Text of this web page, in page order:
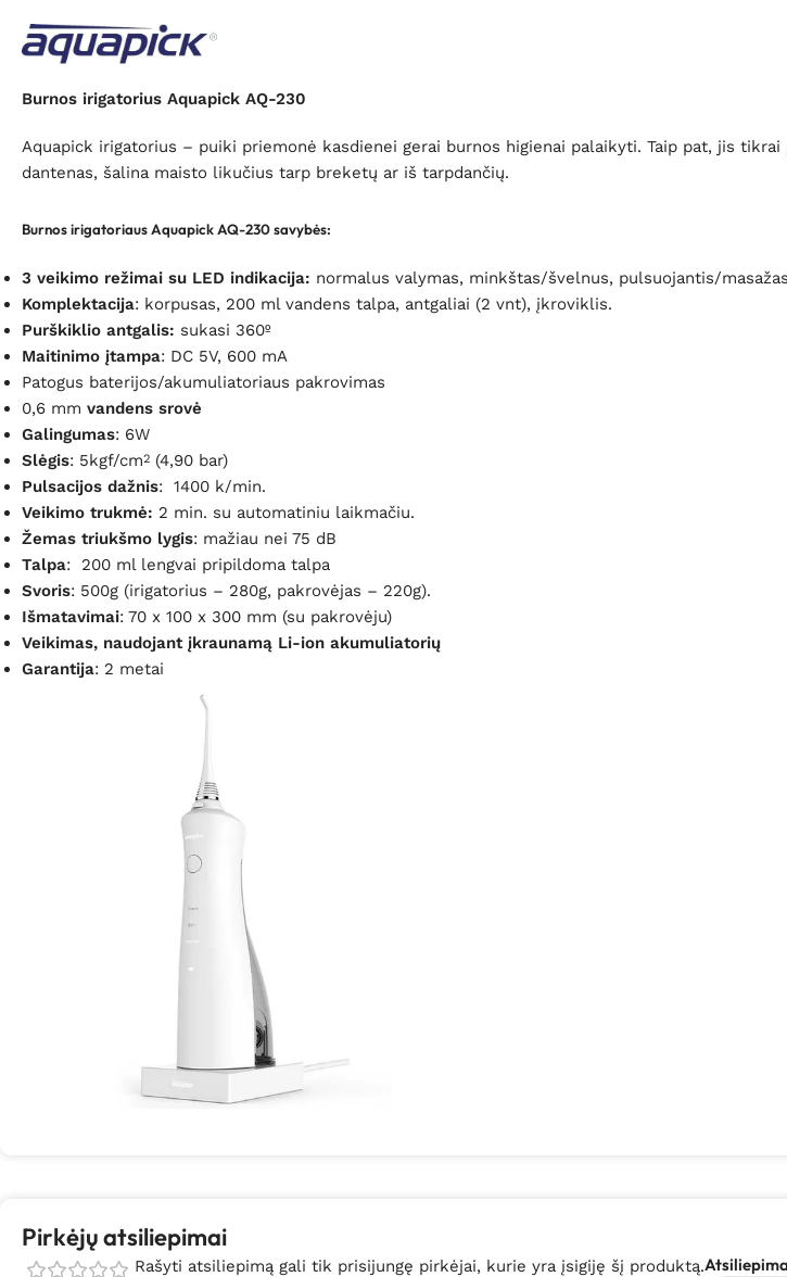
Burnos irigatorius Aquapick AQ-230
Aquapick irigatorius – puiki priemonė kasdienei gerai burnos higienai palaikyti. Taip pat, jis
dantenas, šalina maisto likučius tarp breketų ar iš tarpdančių.
Burnos irigatoriaus Aquapick AQ-230 savybės:
3 veikimo režimai su LED indikacija: normalus valymas, minkštas/švelnus, pulsuojantis/
Komplektacija: korpusas, 200 ml vandens talpa, antgaliai (2 vnt), įkroviklis.
Purškiklio antgalis: sukasi 360º
Maitinimo įtampa: DC 5V, 600 mA
Patogus baterijos/akumuliatoriaus pakrovimas
0,6 mm vandens srovė
Galingumas: 6W
Slėgis: 5kgf/cm2 (4,90 bar)
Pulsacijos dažnis: 1400 k/min.
Veikimo trukmė: 2 min. su automatiniu laikmačiu.
Žemas triukšmo lygis: mažiau nei 75 dB
Talpa: 200 ml lengvai pripildoma talpa
Svoris: 500g (irigatorius – 280g, pakrovėjas – 220g).
Išmatavimai: 70 x 100 x 300 mm (su pakrovėju)
Veikimas, naudojant įkraunamą Li-ion akumuliatorių
Garantija: 2 metai
Pirkėjų atsiliepimai
Rašyti atsiliepimą gali tik prisijungę pirkėjai, kurie yra įsigiję šį produktą.